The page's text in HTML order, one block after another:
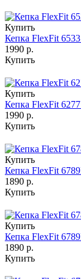
Купить
Кепка FlexFit
1990 р.
Купить
Купить
Кепка FlexFit
1990 р.
Купить
Купить
Кепка FlexFit
1890 р.
Купить
Купить
Кепка FlexFit
1890 р.
Купить